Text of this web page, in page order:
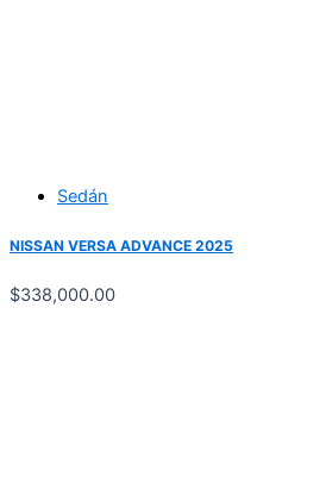
Sedán
NISSAN VERSA ADVANCE 2025
$338,000.00